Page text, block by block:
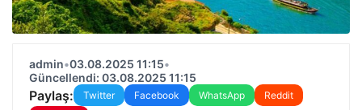
admin•03.08.2025 11:15•
Güncellendi: 03.08.2025 11:15
Paylaş: Twitter Facebook WhatsApp
Reddit